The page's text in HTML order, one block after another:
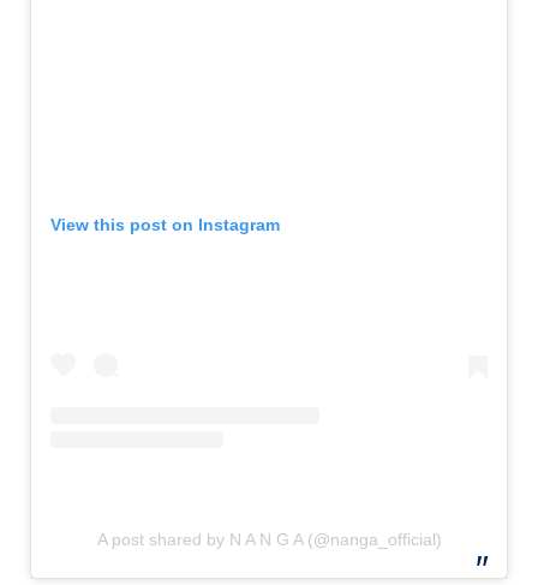
View this post on Instagram
A post shared by N A N G A (@nanga_official)